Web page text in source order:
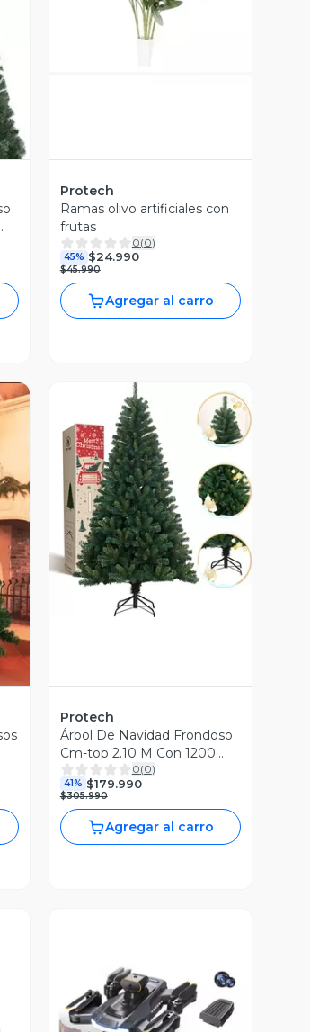
Protech
Ramas olivo artificiales con
frutas
0(0)
45% $24.990
$45.990
Agregar al carro
Vista Previa
Protech
Árbol De Navidad Frondoso
Cm-top 2.10 M Con 1200
Ramas Color Verde
0(0)
41% $179.990
$305.990
Agregar al carro